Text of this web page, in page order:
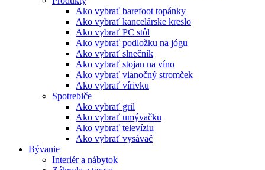
Ako vybrať barefoot topánky
Ako vybrať kancelárske kreslo
Ako vybrať PC stôl
Ako vybrať podložku na jógu
Ako vybrať slnečník
Ako vybrať stojan na víno
Ako vybrať vianočný stromček
Ako vybrať vírivku
Spotrebiče
Ako vybrať gril
Ako vybrať umývačku
Ako vybrať televíziu
Ako vybrať vysávač
Bývanie
Interiér a nábytok